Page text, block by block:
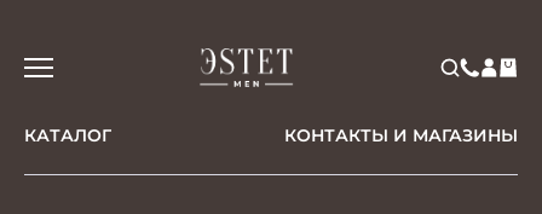
КАТАЛОГ КОНТАКТЫ И МАГАЗИНЫ